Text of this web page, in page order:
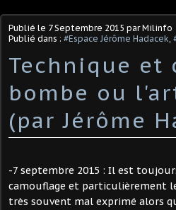
Publié le 7 Septembre 2015 par Milinfo
Publié dans : #Espace Jérôme Hadacek,
Technique et
bombe ou
(par Jérôme
-7 septembre 2015 : Il est
camouflage et particulièrement
très souvent mal exprimé alors